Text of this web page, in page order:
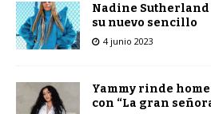
Nadine Sutherland
su nuevo sencillo
4 junio 2023
Yammy rinde
con “La gran